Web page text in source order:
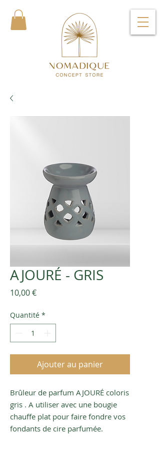
AJOURÉ - GRIS
10,00 €Prix
Quantité *
Ajouter au panier
Brûleur de parfum AJOURÉ coloris
gris . A utiliser avec une bougie
chauffe plat pour faire fondre vos
fondants de cire parfumée.